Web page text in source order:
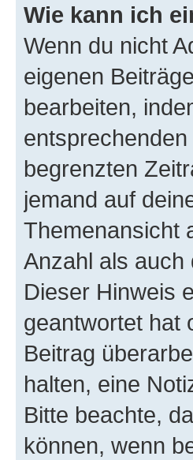
Wie kann ich
Wenn du nicht
eigenen
bearbeiten,
begrenzten
jemand auf
Themenansicht
Anzahl als
Dieser Hinweis
geantwortet hat
Beitrag
halten, eine
Bitte beachte,
können, wenn